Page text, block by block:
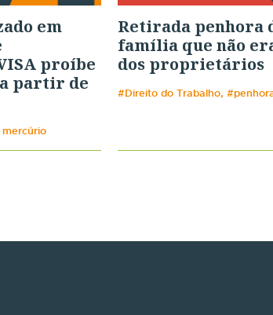
em
proíbe
partir de
Retirada penhora
família que não
dos proprietários
#Direito do Trabalho,